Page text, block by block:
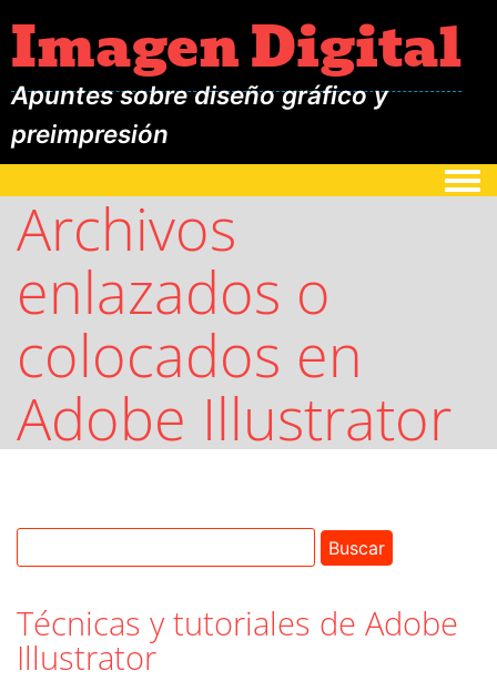
Imagen Digital
Apuntes sobre diseño gráfico y
preimpresión
Archivos
enlazados o
colocados en
Adobe Illustrator
Técnicas y tutoriales de Adobe
Illustrator